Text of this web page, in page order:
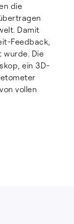
die
Damit
Feedback,
wurde. Die
ein 3D-
vollen